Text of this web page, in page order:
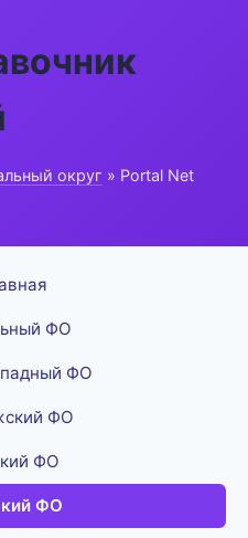
округ » Portal Net
ФО
ФО
ФО
ФО
ФО